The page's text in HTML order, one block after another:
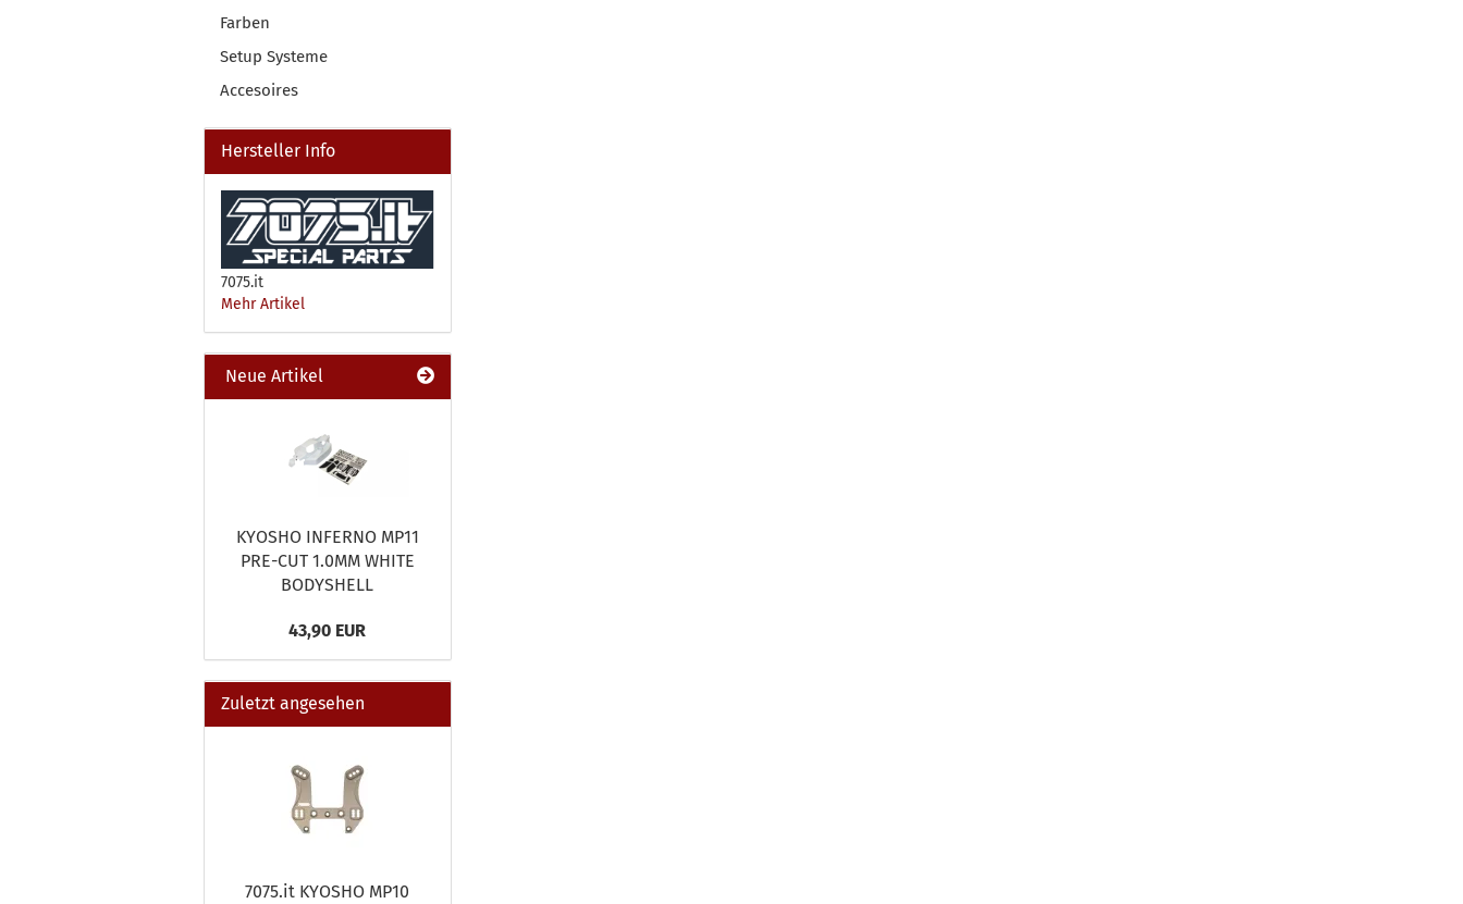
Farben
Setup Systeme
Accesoires
Hersteller Info
7075.it
Mehr Artikel
Neue Artikel
KYOSHO INFERNO MP11
PRE-CUT 1.0MM WHITE
BODYSHELL
43,90 EUR
Zuletzt angesehen
7075.it KYOSHO MP10